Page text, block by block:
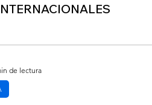
de lectura